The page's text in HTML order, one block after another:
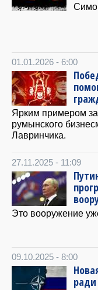
01.01.2026 - 6:00
Ярким примером
румынского
Лавринчика.
27.11.2025 - 11:09
Это вооружение
09.10.2025 - 8:00